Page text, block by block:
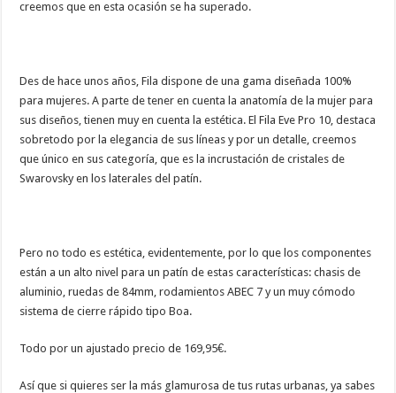
creemos que en esta ocasión se ha superado.
Des de hace unos años, Fila dispone de una gama diseñada 100%
para mujeres. A parte de tener en cuenta la anatomía de la mujer para
sus diseños, tienen muy en cuenta la estética. El Fila Eve Pro 10, destaca
sobretodo por la elegancia de sus líneas y por un detalle, creemos
que único en sus categoría, que es la incrustación de cristales de
Swarovsky en los laterales del patín.
Pero no todo es estética, evidentemente, por lo que los componentes
están a un alto nivel para un patín de estas características: chasis de
aluminio, ruedas de 84mm, rodamientos ABEC 7 y un muy cómodo
sistema de cierre rápido tipo Boa.
Todo por un ajustado precio de 169,95€.
Así que si quieres ser la más glamurosa de tus rutas urbanas, ya sabes